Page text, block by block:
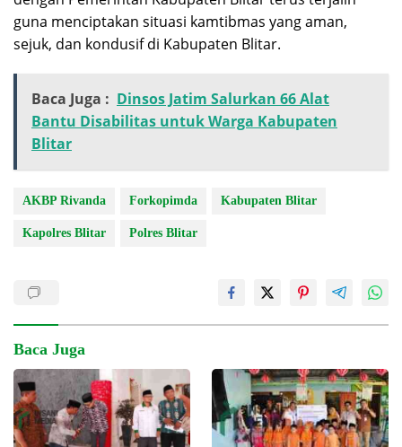
guna menciptakan situasi kamtibmas yang aman,
sejuk, dan kondusif di Kabupaten Blitar.
Baca Juga : Dinsos Jatim Salurkan 66 Alat
Bantu Disabilitas untuk Warga Kabupaten
Blitar
AKBP Rivanda Forkopimda Kabupaten Blitar
Kapolres Blitar Polres Blitar
Baca Juga